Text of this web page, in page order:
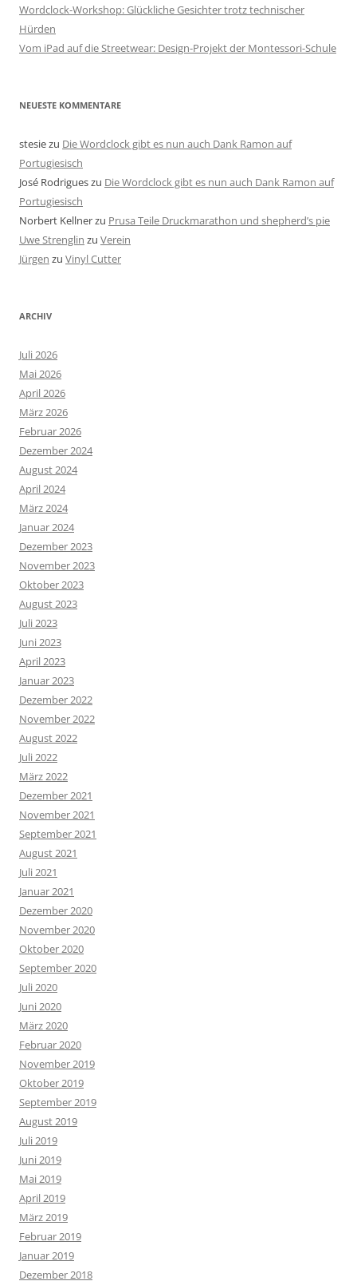
Wordclock-Workshop: Glückliche Gesichter trotz technischer
Hürden
Vom iPad auf die Streetwear: Design-Projekt der Montessori-Schule
NEUESTE KOMMENTARE
stesiezu Die Wordclock gibt es nun auch Dank Ramon auf
Portugiesisch
José Rodrigueszu Die Wordclock gibt es nun auch Dank Ramon auf
Portugiesisch
Norbert Kellnerzu Prusa Teile Druckmarathon und shepherd’s pie
Uwe Strenglin zu Verein
Jürgen zu Vinyl Cutter
ARCHIV
Juli 2026
Mai 2026
April 2026
März 2026
Februar 2026
Dezember 2024
August 2024
April 2024
März 2024
Januar 2024
Dezember 2023
November 2023
Oktober 2023
August 2023
Juli 2023
Juni 2023
April 2023
Januar 2023
Dezember 2022
November 2022
August 2022
Juli 2022
März 2022
Dezember 2021
November 2021
September 2021
August 2021
Juli 2021
Januar 2021
Dezember 2020
November 2020
Oktober 2020
September 2020
Juli 2020
Juni 2020
März 2020
Februar 2020
November 2019
Oktober 2019
September 2019
August 2019
Juli 2019
Juni 2019
Mai 2019
April 2019
März 2019
Februar 2019
Januar 2019
Dezember 2018